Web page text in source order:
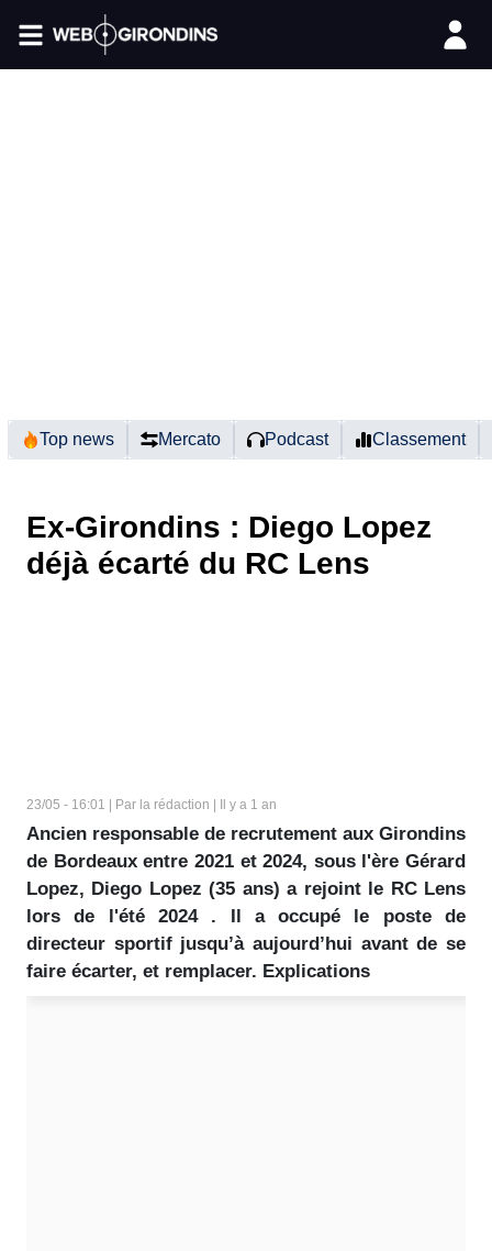
Top news Mercato Podcast Classement
Ex-Girondins : Diego Lopez
déjà écarté du RC Lens
23/05 - 16:01 | Par la rédaction | Il y a 1 an
Ancien responsable de recrutement aux Girondins
de Bordeaux entre 2021 et 2024, sous l'ère Gérard
Lopez, Diego Lopez (35 ans) a rejoint le RC Lens
lors de l'été 2024 . Il a occupé le poste de
directeur sportif jusqu’à aujourd’hui avant de se
faire écarter, et remplacer. Explications